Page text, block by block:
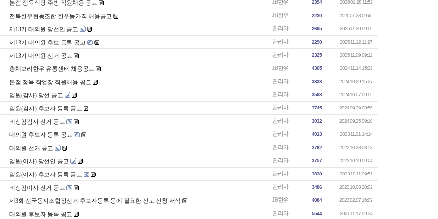
본점 정육식당 주방 직원채용 공고 JB한우 2394 2026.01.28 11:52
전북한우협동조합 한우농가직 채용공고 JB한우 2230 2026.01.28 09:46
제13기 대의원 당선인 공고 관리자 2695 2025.11.20 09:00
제13기 대의원 후보 등록 공고 관리자 2290 2025.11.12 11:27
제13기 대의원 선거 공고 관리자 2325 2025.11.09 09:11
총체보리한우 유통센터 채용공고 JB한우 4365 2024.11.14 15:29
본점 정육 작업장 직원채용 공고 관리자 3833 2024.10.29 15:27
임원(감사) 당선 공고 관리자 3598 2024.10.07 09:09
임원(감사) 후보자 등록 공고 관리자 3745 2024.09.29 08:56
비상임감사 선거 공고 관리자 3032 2024.09.25 09:10
대의원 후보자 등록 공고 관리자 4013 2023.11.01 14:14
대의원 선거 공고 관리자 3762 2023.10.28 08:58
임원(이사) 당선인 공고 관리자 3757 2023.10.19 09:04
임원(이사) 후보자 등록 공고 관리자 3820 2023.10.11 09:51
비상임이사 선거 공고 관리자 3486 2023.10.08 20:02
제3회 전국동시조합장선거 후보자등록 등에 필요한 신고.신청 서식 JB한우 4084 2023.02.07 16:07
대의원 후보자 등록 공고 관리자 5544 2021.11.17 09:34